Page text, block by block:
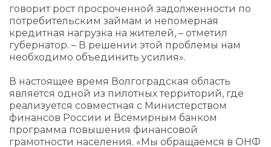
говорит рост просроченной задолженности по
потребительским займам и непомерная
кредитная нагрузка на жителей, – отметил
губернатор. – В решении этой проблемы нам
необходимо объединить усилия».
В настоящее время Волгоградская область
является одной из пилотных территорий, где
реализуется совместная с Министерством
финансов России и Всемирным банком
программа повышения финансовой
грамотности населения. «Мы обращаемся в ОНФ